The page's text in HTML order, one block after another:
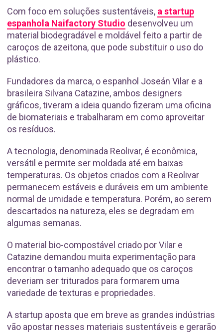
Com foco em soluções sustentáveis, a startup
espanhola Naifactory Studio desenvolveu um
material biodegradável e moldável feito a partir de
caroços de azeitona, que pode substituir o uso do
plástico.
Fundadores da marca, o espanhol Joseán Vilar e a
brasileira Silvana Catazine, ambos designers
gráficos, tiveram a ideia quando fizeram uma oficina
de biomateriais e trabalharam em como aproveitar
os resíduos.
A tecnologia, denominada Reolivar, é econômica,
versátil e permite ser moldada até em baixas
temperaturas. Os objetos criados com a Reolivar
permanecem estáveis e duráveis em um ambiente
normal de umidade e temperatura. Porém, ao serem
descartados na natureza, eles se degradam em
algumas semanas.
O material bio-compostável criado por Vilar e
Catazine demandou muita experimentação para
encontrar o tamanho adequado que os caroços
deveriam ser triturados para formarem uma
variedade de texturas e propriedades.
A startup aposta que em breve as grandes indústrias
vão apostar nesses materiais sustentáveis e gerarão